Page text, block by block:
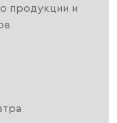
о продукции и